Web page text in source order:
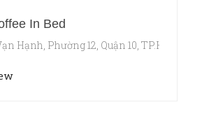
In Bed
Hạnh, Phường 12, Quận 10, TP.HCM